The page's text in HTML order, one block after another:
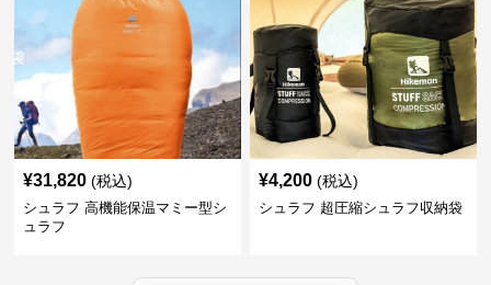
¥31,820 (税込)
シュラフ 高機能保温マミー型シ
ュラフ
¥4,200 (税込)
シュラフ 超圧縮シュラフ収納袋